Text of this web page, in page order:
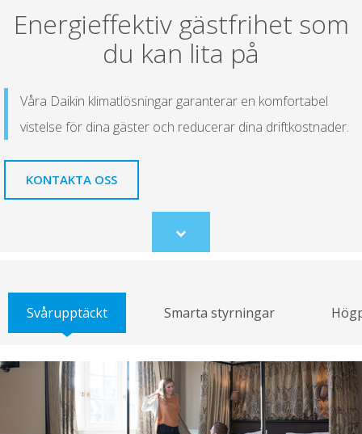
Energieffektiv gästfrihet som
du kan lita på
Våra Daikin klimatlösningar garanterar en komfortabel
vistelse för dina gäster och reducerar dina driftkostnader.
KONTAKTA OSS
Scroll
to
Svårupptäckt Smarta styrningar